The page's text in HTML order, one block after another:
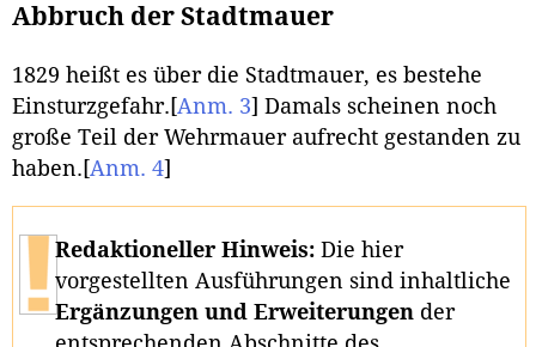
Abbruch der Stadtmauer
1829 heißt es über die Stadtmauer, es bestehe
Einsturzgefahr. [Anm. 3] Damals scheinen noch
große Teil der Wehrmauer aufrecht gestanden zu
haben. [Anm. 4]
Redaktioneller Hinweis: Die hier
vorgestellten Ausführungen sind inhaltliche
Ergänzungen und Erweiterungen der